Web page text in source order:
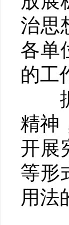
治思
各单
的工
据
精神
开展
等形
用法